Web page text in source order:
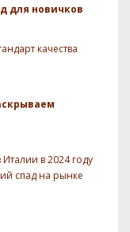
для новичков
качества
в 2024 году
спад на рынке